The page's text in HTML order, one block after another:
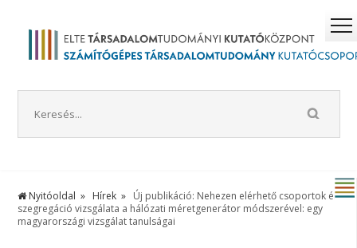
Nyitóoldal Hírek
Új publikáció: Nehezen elérhető csoportok és
szegregáció vizsgálata a hálózati méretgenerátor módszerével: egy
magyarországi vizsgálat tanulságai